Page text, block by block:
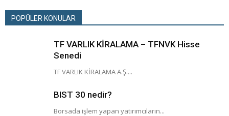
POPÜLER KONULAR
TF VARLIK KİRALAMA – TFNVK Hisse
Senedi
TF VARLIK KİRALAMA A.Ş....
BIST 30 nedir?
Borsada işlem yapan yatırımcıların...